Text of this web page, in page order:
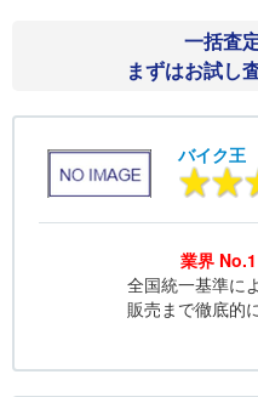
一括査
まずはお試し
バイク王
業界
全国統一基準に
販売まで徹底的